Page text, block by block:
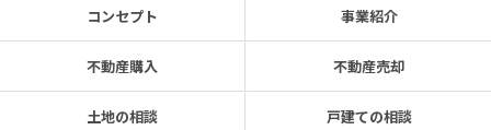
コンセプト 事業紹介
不動産購入 不動産売却
土地の相談 戸建ての相談